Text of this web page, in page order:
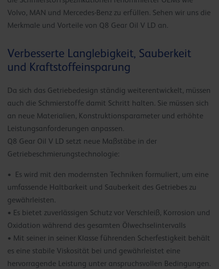
Volvo, MAN und Mercedes-Benz zu erfüllen. Sehen wir uns die
Merkmale und Vorteile von Q8 Gear Oil V LD an.
Verbesserte Langlebigkeit, Sauberkeit
und Kraftstoffeinsparung
Da sich das Getriebedesign ständig weiterentwickelt, müssen
auch die Schmierstoffe damit Schritt halten. Sie müssen sich
an neue Materialien, Konstruktionsparameter und erhöhte
Leistungsanforderungen anpassen.
Q8 Gear Oil V LD setzt neue Maßstäbe in der
Getriebeschmierungstechnologie:
• Es wird mit den modernsten Techniken formuliert, um eine
umfassende Haltbarkeit und Sauberkeit des Getriebes zu
gewährleisten.
• Es bietet zuverlässigen Schutz vor Verschleiß, Korrosion und
Oxidation während des gesamten Ölwechselintervalls
• Mit seiner in seiner Klasse führenden Scherfestigkeit behält
es eine stabile Viskosität bei und gewährleistet eine
hervorragende Leistung unter anspruchsvollen Bedingungen.